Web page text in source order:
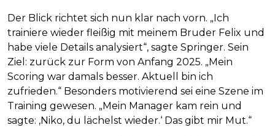
Der Blick richtet sich nun klar nach vorn. „Ich
trainiere wieder fleißig mit meinem Bruder Felix und
habe viele Details analysiert“, sagte Springer. Sein
Ziel: zurück zur Form von Anfang 2025. „Mein
Scoring war damals besser. Aktuell bin ich
zufrieden.“ Besonders motivierend sei eine Szene im
Training gewesen. „Mein Manager kam rein und
sagte: ‚Niko, du lächelst wieder.‘ Das gibt mir Mut.“